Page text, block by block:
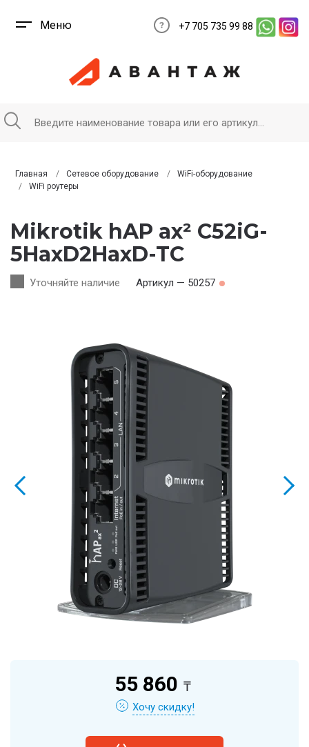
Меню +7 705 735 99 88
Главная Сетевое оборудование
WiFi-оборудование
WiFi роутеры
Mikrotik hAP ax² C52iG-
5HaxD2HaxD-TC
Уточняйте наличие Артикул — 50257
55 860 ₸
Хочу скидку!